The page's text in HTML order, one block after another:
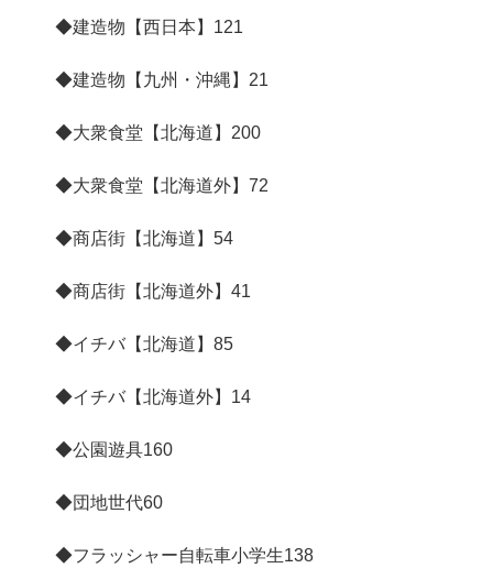
◆建造物【西日本】 121
◆建造物【九州・沖縄】 21
◆大衆食堂【北海道】 200
◆大衆食堂【北海道外】 72
◆商店街【北海道】 54
◆商店街【北海道外】 41
◆イチバ【北海道】 85
◆イチバ【北海道外】 14
◆公園遊具160
◆団地世代60
◆フラッシャー自転車小学生138